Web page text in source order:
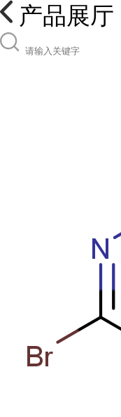
产品展厅